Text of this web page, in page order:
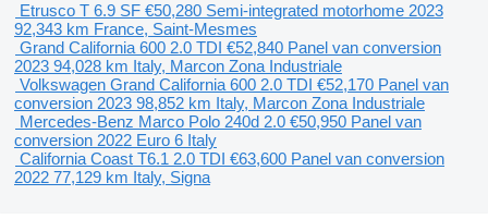
Etrusco T 6.9 SF €50,280 Semi-integrated motorhome 2023
92,343 km France, Saint-Mesmes
Grand California 600 2.0 TDI €52,840 Panel van conversion
2023 94,028 km Italy, Marcon Zona Industriale
Volkswagen Grand California 600 2.0 TDI €52,170 Panel van
conversion 2023 98,852 km Italy, Marcon Zona Industriale
Mercedes-Benz Marco Polo 240d 2.0 €50,950 Panel van
conversion 2022 Euro 6 Italy
California Coast T6.1 2.0 TDI €63,600 Panel van conversion
2022 77,129 km Italy, Signa